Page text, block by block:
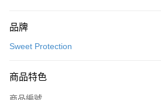
信用卡一次付款
LINE Pay
品牌
Sweet Protection
商品特色